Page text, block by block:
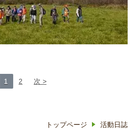
1 2 次
トップページ 活動日誌